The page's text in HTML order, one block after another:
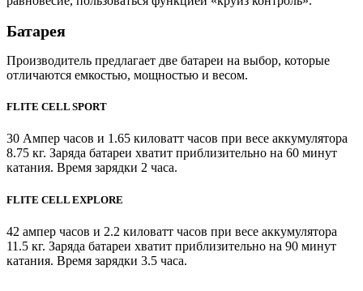
Батарея
Производитель предлагает две батареи на выбор, которые
отличаются емкостью, мощностью и весом.
FLITE CELL SPORT
30 Ампер часов и 1.65 киловатт часов при весе аккумулятора
8.75 кг. Заряда батареи хватит приблизительно на 60 минут
катания. Время зарядки 2 часа.
FLITE CELL EXPLORE
42 ампер часов и 2.2 киловатт часов при весе аккумулятора
11.5 кг. Заряда батареи хватит приблизительно на 90 минут
катания. Время зарядки 3.5 часа.